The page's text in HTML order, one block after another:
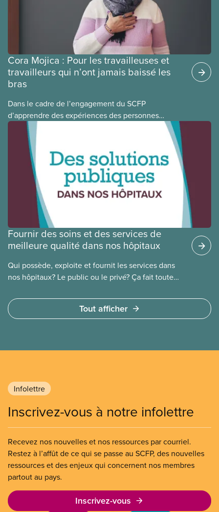
Cora Mojica : Pour les travailleuses et
travailleurs qui n’ont jamais baissé les
bras
Dans le cadre de l’engagement du SCFP
d’apprendre des expériences des personnes
autochtones, noires et racisées, et de célébrer
leurs réussites, nous vous présentons des membres
du Comité national pour la justice raciale et du
Conseil national des Autochtones. L’article de ce
mois-ci présente Cora Mojica, membre du Comité
national pour la justice raciale.
Fournir des soins et des services de
meilleure qualité dans nos hôpitaux
Qui possède, exploite et fournit les services dans
nos hôpitaux? Le public ou le privé? Ça fait toute
en donne plus et est voué à l’intérêt public.
Tout afficher
Infolettre
Inscrivez-vous à notre infolettre
Recevez nos nouvelles et nos ressources par courriel.
Restez à l’affût de ce qui se passe au SCFP, des nouvelles
ressources et des enjeux qui concernent nos membres
partout au pays.
Inscrivez-vous